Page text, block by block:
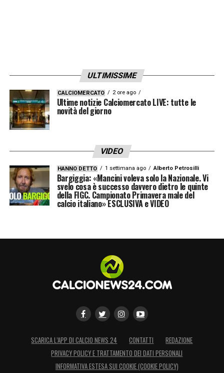
ULTIMISSIME
CALCIOMERCATO 2 ore ago
Ultime notizie Calciomercato LIVE: tutte le
novità del giorno
VIDEO
HANNO DETTO 1 settimana ago Alberto Petrosilli
Bargiggia: «Mancini voleva solo la Nazionale. Vi
svelo cosa è successo davvero dietro le quinte
della FIGC. Campionato Primavera male del
calcio italiano» ESCLUSIVA e VIDEO
SCARICA L’APP DI CALCIO NEWS 24 CONTATTI
REDAZIONE
PRIVACY POLICY E TRATTAMENTO DEI DATI PERSONALI
INFORMATIVA ESTESA SUI COOKIE (COOKIE POLICY)